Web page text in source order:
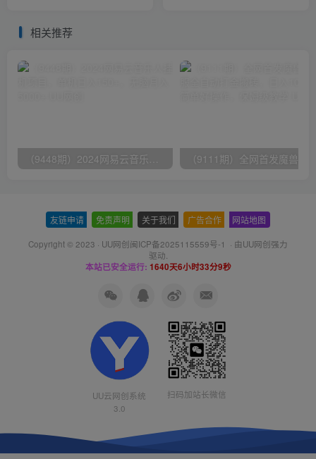
相关推荐
友链申请 免责声明 关于我们 广告合作 网站地图
Copyright © 2023 · UU网创闽ICP备2025115559号-1 · 由UU网创强力
驱动.
本站已安全运行: 1640天6小时33分9秒
UU云网创系统
3.0
扫码加站长微信